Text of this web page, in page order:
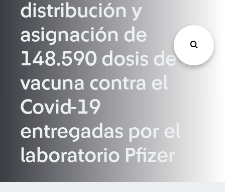
distribución y
asignación de
148.590 dosis de la
vacuna contra el
Covid-19
entregadas por el
laboratorio Pfizer